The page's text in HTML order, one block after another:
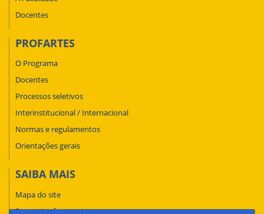
Docentes
PROFARTES
O Programa
Docentes
Processos seletivos
Interinstitucional / Internacional
Normas e regulamentos
Orientações gerais
SAIBA MAIS
Mapa do site
Perguntas frequentes